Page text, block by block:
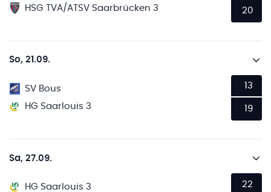
HSG TVA/ATSV Saarbrücken 3
20
So, 21.09.
SV Bous
HG Saarlouis 3
13
19
Sa, 27.09.
HG Saarlouis 3
22